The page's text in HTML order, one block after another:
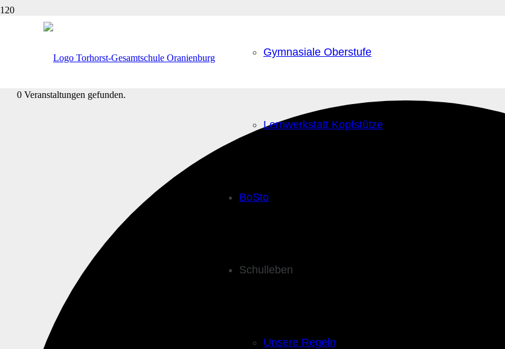
Gymnasiale Oberstufe
Lernwerkstatt Kopfstütze
BoSto
Schulleben
Unsere Regeln
0 Veranstaltungen gefunden.